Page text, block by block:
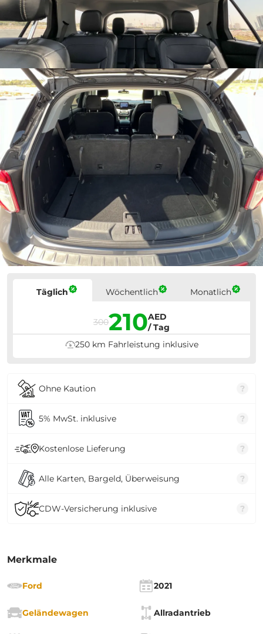
Preise
Täglich Wöchentlich Monatlich
300210AED
/ Tag
250 km Fahrleistung inklusive
Ohne Kaution ?
5% MwSt. inklusive ?
Kostenlose Lieferung ?
Alle Karten, Bargeld, Überweisung ?
CDW-Versicherung inklusive ?
Merkmale
Ford 2021
Geländewagen Allradantrieb